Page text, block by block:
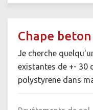
Chape
Je cherche
existantes de +- 30
polystyrene dans